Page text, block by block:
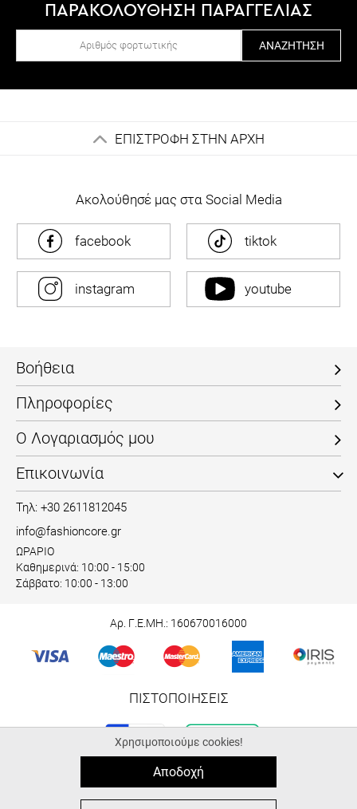
ΠΑΡΑΚΟΛΟΥΘΗΣΗ ΠΑΡΑΓΓΕΛΙΑΣ
ΑΝΑΖΉΤΗΣΗ
ΕΠΙΣΤΡΟΦΗ ΣΤΗΝ ΑΡΧΗ
Ακολούθησέ μας στα Social Media
facebook tiktok
instagram youtube
Βοήθεια
Πληροφορίες
Ο Λογαριασμός μου
Επικοινωνία
Τηλ: +30 2611812045
info@fashioncore.gr
ΩΡΑΡΙΟ
Καθημερινά: 10:00 - 15:00
Σάββατο: 10:00 - 13:00
Αρ. Γ.Ε.ΜΗ.: 160670016000
ΠΙΣΤΟΠΟΙΗΣΕΙΣ
© 2026 fashioncore.gr
ALL-IN-ONE eCommerce Business Development by Plushost.gr
Χρησιμοποιούμε cookies!
Αποδοχή